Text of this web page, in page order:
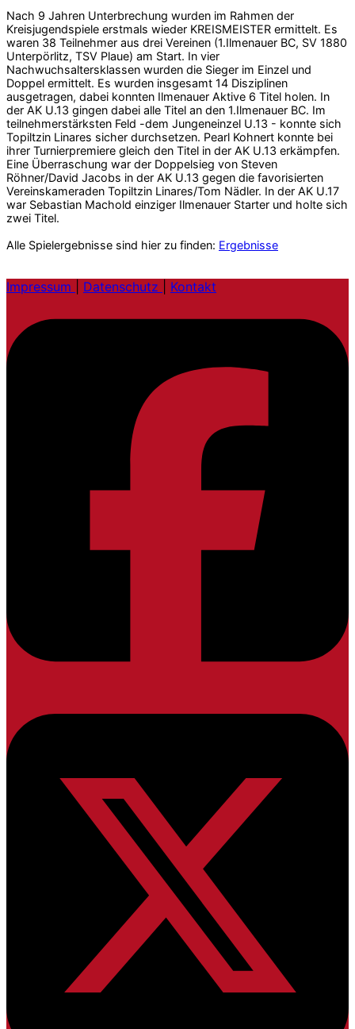
Nach 9 Jahren Unterbrechung wurden im Rahmen der
Kreisjugendspiele erstmals wieder KREISMEISTER ermittelt. Es
waren 38 Teilnehmer aus drei Vereinen (1.Ilmenauer BC, SV 1880
Unterpörlitz, TSV Plaue) am Start. In vier
Nachwuchsaltersklassen wurden die Sieger im Einzel und
Doppel ermittelt. Es wurden insgesamt 14 Disziplinen
ausgetragen, dabei konnten Ilmenauer Aktive 6 Titel holen. In
der AK U.13 gingen dabei alle Titel an den 1.Ilmenauer BC. Im
teilnehmerstärksten Feld -dem Jungeneinzel U.13 - konnte sich
Topiltzin Linares sicher durchsetzen. Pearl Kohnert konnte bei
ihrer Turnierpremiere gleich den Titel in der AK U.13 erkämpfen.
Eine Überraschung war der Doppelsieg von Steven
Röhner/David Jacobs in der AK U.13 gegen die favorisierten
Vereinskameraden Topiltzin Linares/Tom Nädler. In der AK U.17
war Sebastian Machold einziger Ilmenauer Starter und holte sich
zwei Titel.
Alle Spielergebnisse sind hier zu finden: Ergebnisse
Impressum Datenschutz Kontakt